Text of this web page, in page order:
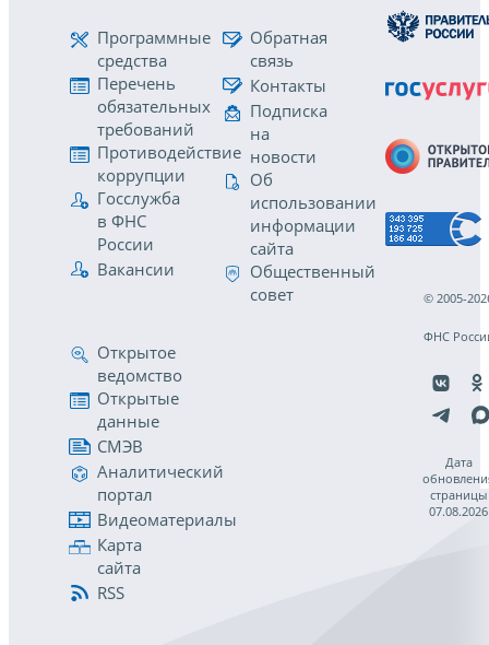
Программные
средства
Перечень
обязательных
требований
Противодействие
коррупции
Госслужба
в ФНС
России
Вакансии
Обратная
связь
Контакты
Подписка
на
новости
Об
использовании
информации
сайта
Общественный
совет
Открытое
ведомство
Открытые
данные
СМЭВ
Аналитический
портал
Видеоматериалы
Карта
сайта
RSS
© 2005-
ФНС
Дата
страницы
07.08.2026